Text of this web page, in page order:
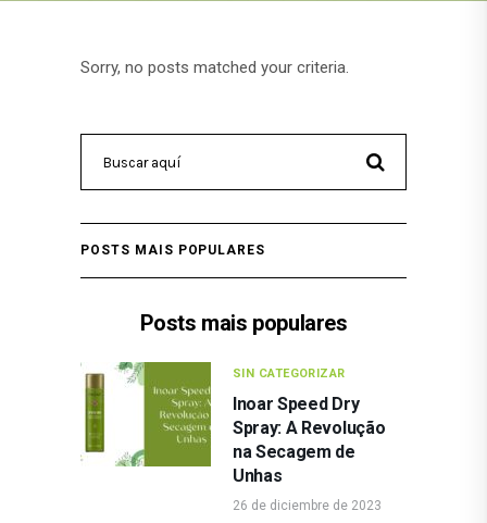
Sorry, no posts matched your criteria.
POSTS MAIS POPULARES
Posts mais populares
SIN CATEGORIZAR
Inoar Speed Dry
Spray: A Revolução
na Secagem de
Unhas
26 de diciembre de 2023